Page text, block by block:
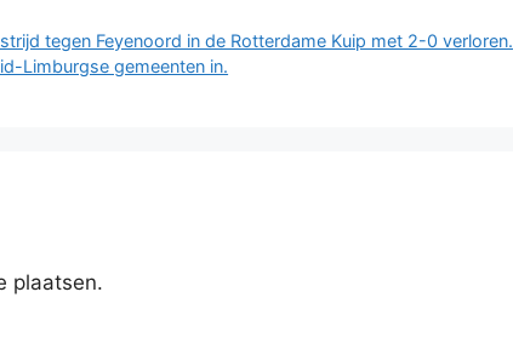
tegen Feyenoord in de Rotterdame Kuip met 2-0 verloren.
Limburgse gemeenten in.
plaatsen.